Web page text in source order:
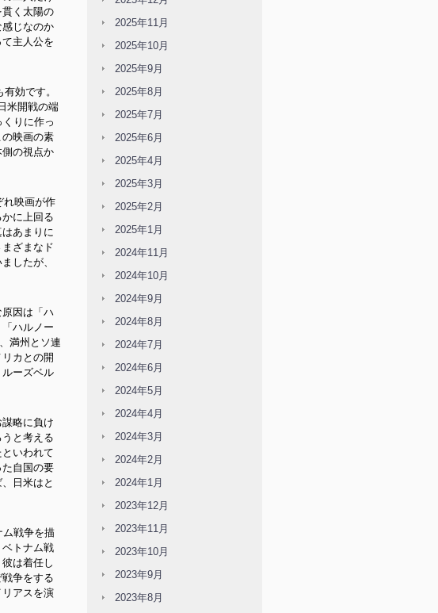
く太陽の
じなのか
主人公を
効です。
米開戦の端
くりに作っ
映画の素
の視点か
れ映画が作
に上回る
あまりに
ざまなド
したが、
因は「ハ
ハルノー
満州とソ連
カとの開
ーズベル
略に負け
と考える
いわれて
自国の要
日米はと
ム戦争を描
トナム戦
は着任し
争をする
アスを演
2025年11月
2025年10月
2025年9月
2025年8月
2025年7月
2025年6月
2025年4月
2025年3月
2025年2月
2025年1月
2024年11月
2024年10月
2024年9月
2024年8月
2024年7月
2024年6月
2024年5月
2024年4月
2024年3月
2024年2月
2024年1月
2023年12月
2023年11月
2023年10月
2023年9月
2023年8月